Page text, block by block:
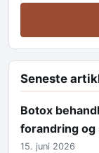
Seneste
Botox
forandring og
15. juni 2026